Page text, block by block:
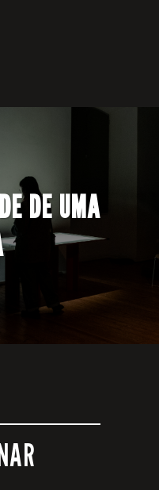
DE UMA